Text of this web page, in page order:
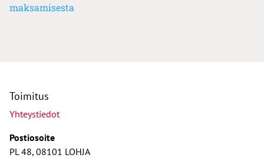
maksamisesta
Toimitus
Yhteystiedot
Postiosoite
PL 48, 08101 LOHJA